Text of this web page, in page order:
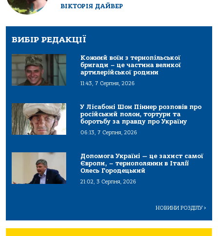
ВІКТОРІЯ ДАЙВЕР
ВИБІР РЕДАКЦІЇ
Кожний воїн з тернопільської
бригади – це частина великої
артилерійської родини
11:43, 7 Серпня, 2026
У Лісабоні Шон Піннер розповів про
російський полон, тортури та
боротьбу за правду про Україну
06:13, 7 Серпня, 2026
Допомога Україні — це захист самої
Європи, – тернополянин в Італії
Олесь Городецький
21:02, 3 Серпня, 2026
НОВИНИ РОЗДІЛУ>